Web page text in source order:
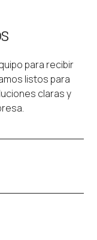
para recibir
listos para
claras y